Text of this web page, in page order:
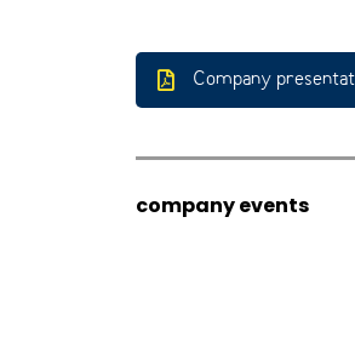
Company
company events